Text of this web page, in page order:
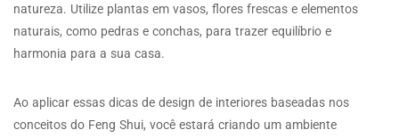
natureza. Utilize plantas em vasos, flores frescas e elementos
naturais, como pedras e conchas, para trazer equilíbrio e
harmonia para a sua casa.
Ao aplicar essas dicas de design de interiores baseadas nos
conceitos do Feng Shui, você estará criando um ambiente